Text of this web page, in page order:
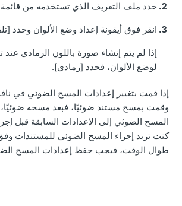
حدد ملف التعريف الذي تستخدمه من
انقر فوق أيقونة إعداد وضع الألوان وحدد
إذا لم يتم إنشاء صورة باللون الرمادي عند
لوضع الألوان، فحدد [رمادي].
إذا قمت بتغيير إعدادات المسح الضوئي في
وقمت بمسح مستند ضوئيًا، فبعد مسحه
المسح الضوئي إلى الإعدادات السابقة قبل
كنت تريد إجراء المسح الضوئي للمستندات
طوال الوقت، فيجب حفظ إعدادات المسح